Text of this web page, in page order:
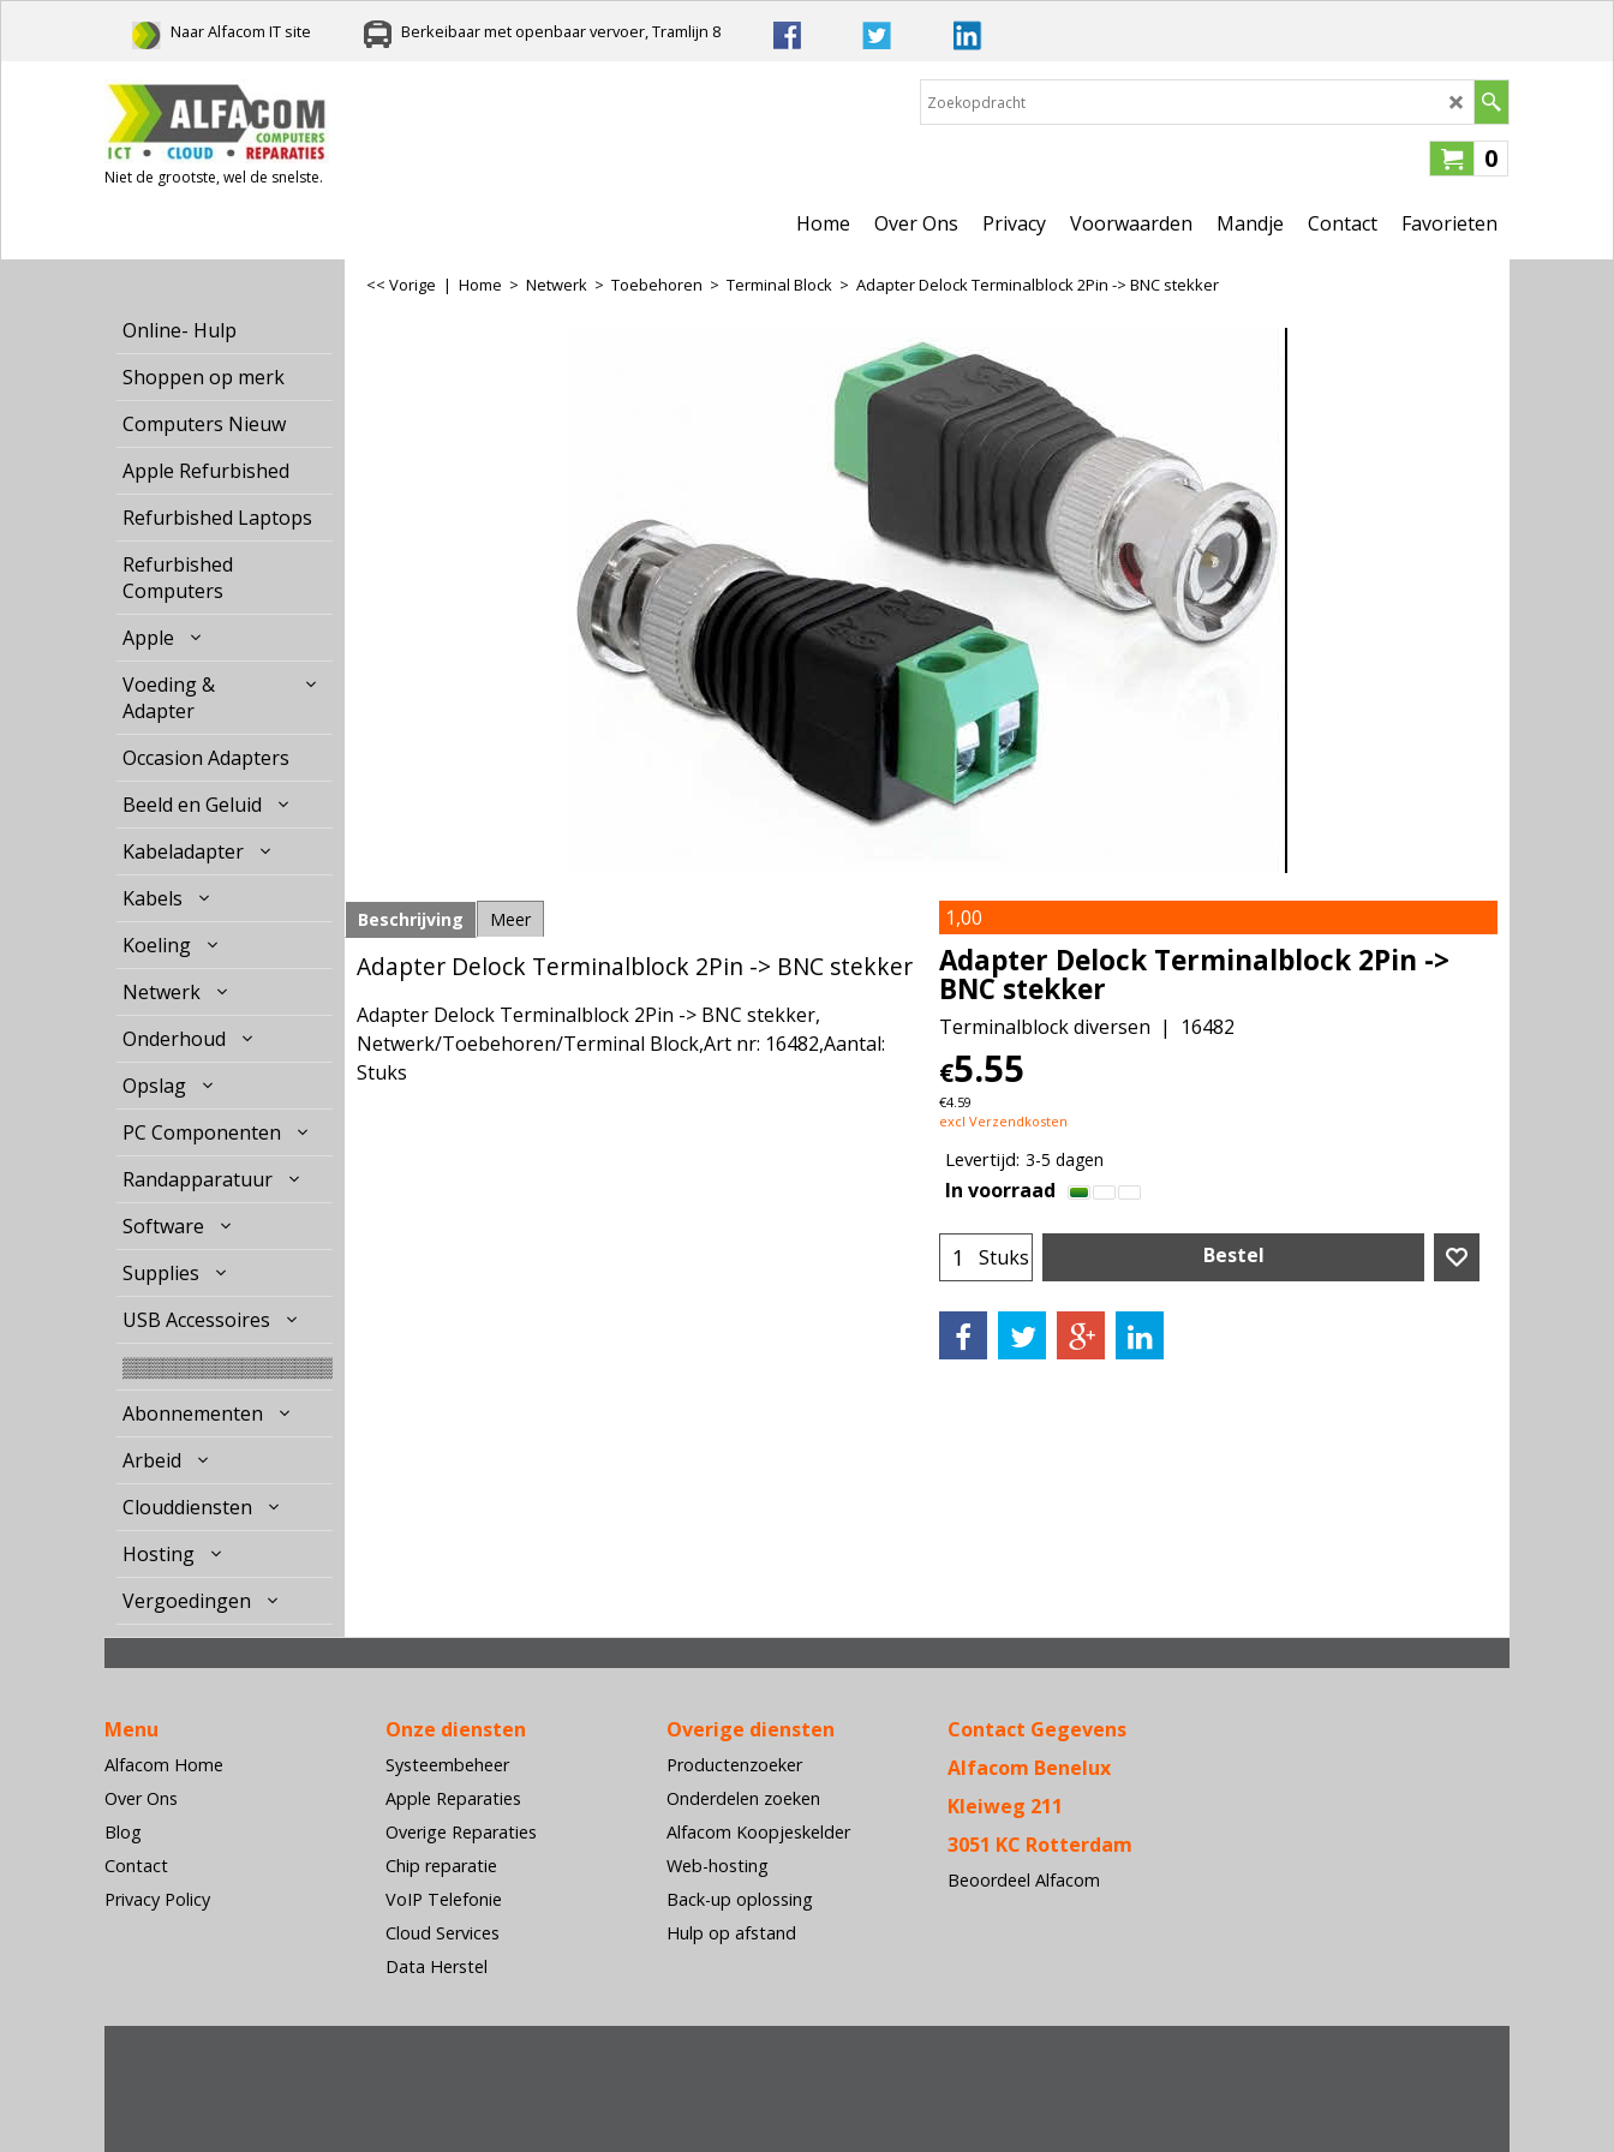
Naar Alfacom IT site Berkeibaar met openbaar vervoer, Tramlijn 8
Niet de grootste, wel de snelste.
0
Home Over Ons Privacy Voorwaarden Mandje Contact Favorieten
Online- Hulp
Shoppen op merk
Computers Nieuw
Apple Refurbished
Refurbished Laptops
Refurbished
Computers
Apple
Voeding &
Adapter
Occasion Adapters
Beeld en Geluid
Kabeladapter
Kabels
Koeling
Netwerk
Onderhoud
Opslag
PC Componenten
Randapparatuur
Software
Supplies
USB Accessoires
▒▒▒▒▒▒▒▒▒▒▒▒▒▒▒▒
Abonnementen
Arbeid
Clouddiensten
Hosting
Vergoedingen
<< Vorige | Home > Netwerk > Toebehoren > Terminal Block > Adapter Delock Terminalblock 2Pin -> BNC stekker
1,00
Adapter Delock Terminalblock 2Pin ->
BNC stekker
Terminalblock diversen 16482
€5.55
€4.59
excl Verzendkosten
Levertijd: 3-5 dagen
In voorraad
Stuks Bestel
Beschrijving Meer
Adapter Delock Terminalblock 2Pin -> BNC stekker
Adapter Delock Terminalblock 2Pin -> BNC stekker,
Netwerk/Toebehoren/Terminal Block,Art nr: 16482,Aantal:
Stuks
Menu
Alfacom Home
Over Ons
Blog
Contact
Privacy Policy
Onze diensten
Systeembeheer
Apple Reparaties
Overige Reparaties
Chip reparatie
VoIP Telefonie
Cloud Services
Data Herstel
Overige diensten
Productenzoeker
Onderdelen zoeken
Alfacom Koopjeskelder
Web-hosting
Back-up oplossing
Hulp op afstand
Contact Gegevens
Alfacom Benelux
Kleiweg 211
3051 KC Rotterdam
Beoordeel Alfacom